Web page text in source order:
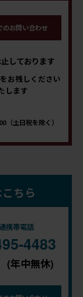
のお問い合わせ
しております
お残しください
します
（土日祝を除く）
ちら
携帯電話
4483
年中無休)